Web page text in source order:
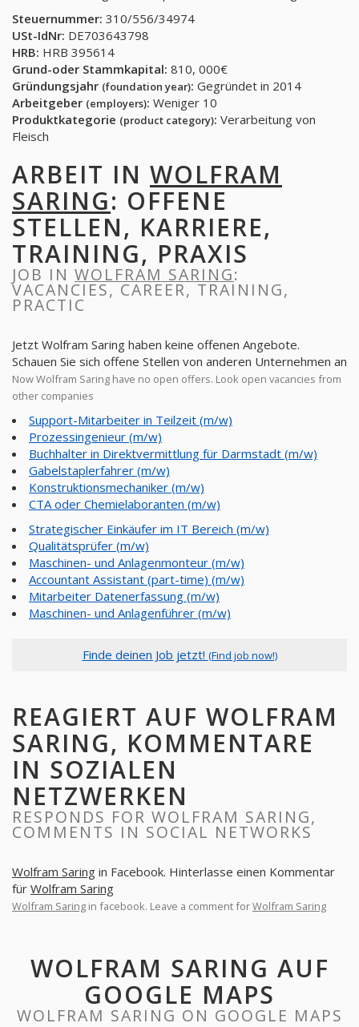
Steuernummer: 310/556/34974
USt-IdNr: DE703643798
HRB: HRB 395614
Grund-oder Stammkapital: 810, 000€
Gründungsjahr (foundation year): Gegründet in 2014
Arbeitgeber (employers): Weniger 10
Produktkategorie (product category): Verarbeitung von
Fleisch
ARBEIT IN WOLFRAM
SARING: OFFENE
STELLEN, KARRIERE,
TRAINING, PRAXIS
JOB IN WOLFRAM SARING:
VACANCIES, CAREER, TRAINING,
PRACTIC
Jetzt Wolfram Saring haben keine offenen Angebote.
Schauen Sie sich offene Stellen von anderen Unternehmen an
Now Wolfram Saring have no open offers. Look open vacancies from
other companies
Support-Mitarbeiter in Teilzeit (m/w)
Prozessingenieur (m/w)
Buchhalter in Direktvermittlung für Darmstadt (m/w)
Gabelstaplerfahrer (m/w)
Konstruktionsmechaniker (m/w)
CTA oder Chemielaboranten (m/w)
Strategischer Einkäufer im IT Bereich (m/w)
Qualitätsprüfer (m/w)
Maschinen- und Anlagenmonteur (m/w)
Accountant Assistant (part-time) (m/w)
Mitarbeiter Datenerfassung (m/w)
Maschinen- und Anlagenführer (m/w)
Finde deinen Job jetzt! (Find job now!)
REAGIERT AUF WOLFRAM
SARING, KOMMENTARE
IN SOZIALEN
NETZWERKEN
RESPONDS FOR WOLFRAM SARING,
COMMENTS IN SOCIAL NETWORKS
Wolfram Saring in Facebook. Hinterlasse einen Kommentar
für Wolfram Saring
Wolfram Saring in facebook. Leave a comment forWolfram Saring
WOLFRAM SARING AUF
GOOGLE MAPS
WOLFRAM SARING ON GOOGLE MAPS